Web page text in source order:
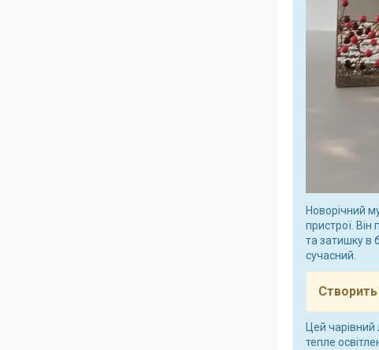
Новорічний
пристрої. Він
та затишку в
сучасний.
Цей чарівний
тепле